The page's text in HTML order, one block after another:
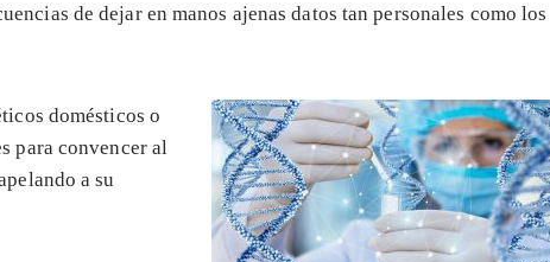
de dejar en manos ajenas datos tan personales como los
domésticos o
para convencer al
a su